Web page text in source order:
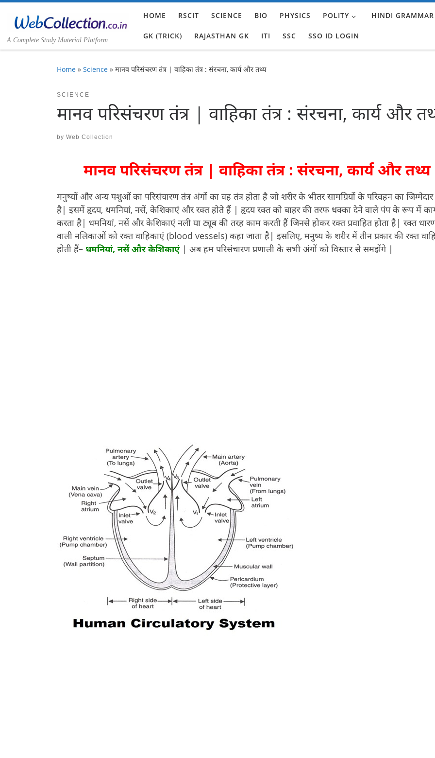
Skip to content
A Complete Study Material Platform
HOME RSCIT SCIENCE BIO PHYSICS POLITY HINDI GRAMMAR
GK (TRICK) RAJASTHAN GK ITI SSC SSO ID LOGIN
Home » Science » मानव परिसंचरण तंत्र | वाहिका तंत्र : संरचना, कार्य और तथ्य
SCIENCE
मानव परिसंचरण तंत्र | वाहिका तंत्र : संरचना, कार्य और
by Web Collection
मानव परिसंचरण तंत्र | वाहिका तंत्र : संरचना, कार्य और तथ्य
मनुष्यों और अन्य पशुओं का परिसंचारण तंत्र अंगों का वह तंत्र होता है जो शरीर के भीतर सामग्रियों के परिवहन का जिम्मेदार
है| इसमें हृदय, धमनियां, नसें, केशिकाएं और रक्त होते हैं | हृदय रक्त को बाहर की तरफ धक्का देने वाले पंप के रूप में
करता है| धमनियां, नसें और केशिकाएं नली या ट्यूब की तरह काम करती हैं जिनसे होकर रक्त प्रवाहित होता है| रक्त
वाली नलिकाओं को रक्त वाहिकाएं (blood vessels) कहा जाता है| इसलिए, मनुष्य के शरीर में तीन प्रकार की रक्त
होती हैं– धमनियां, नसें और केशिकाएं| अब हम परिसंचारण प्रणाली के सभी अंगों को विस्तार से समझेंगे |